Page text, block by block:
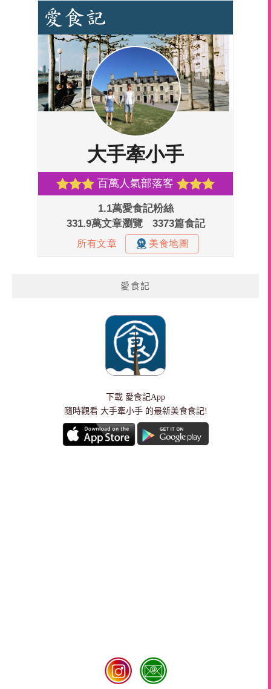
愛食記
下載 愛食記App
隨時觀看 大手牽小手 的最新美食食記!